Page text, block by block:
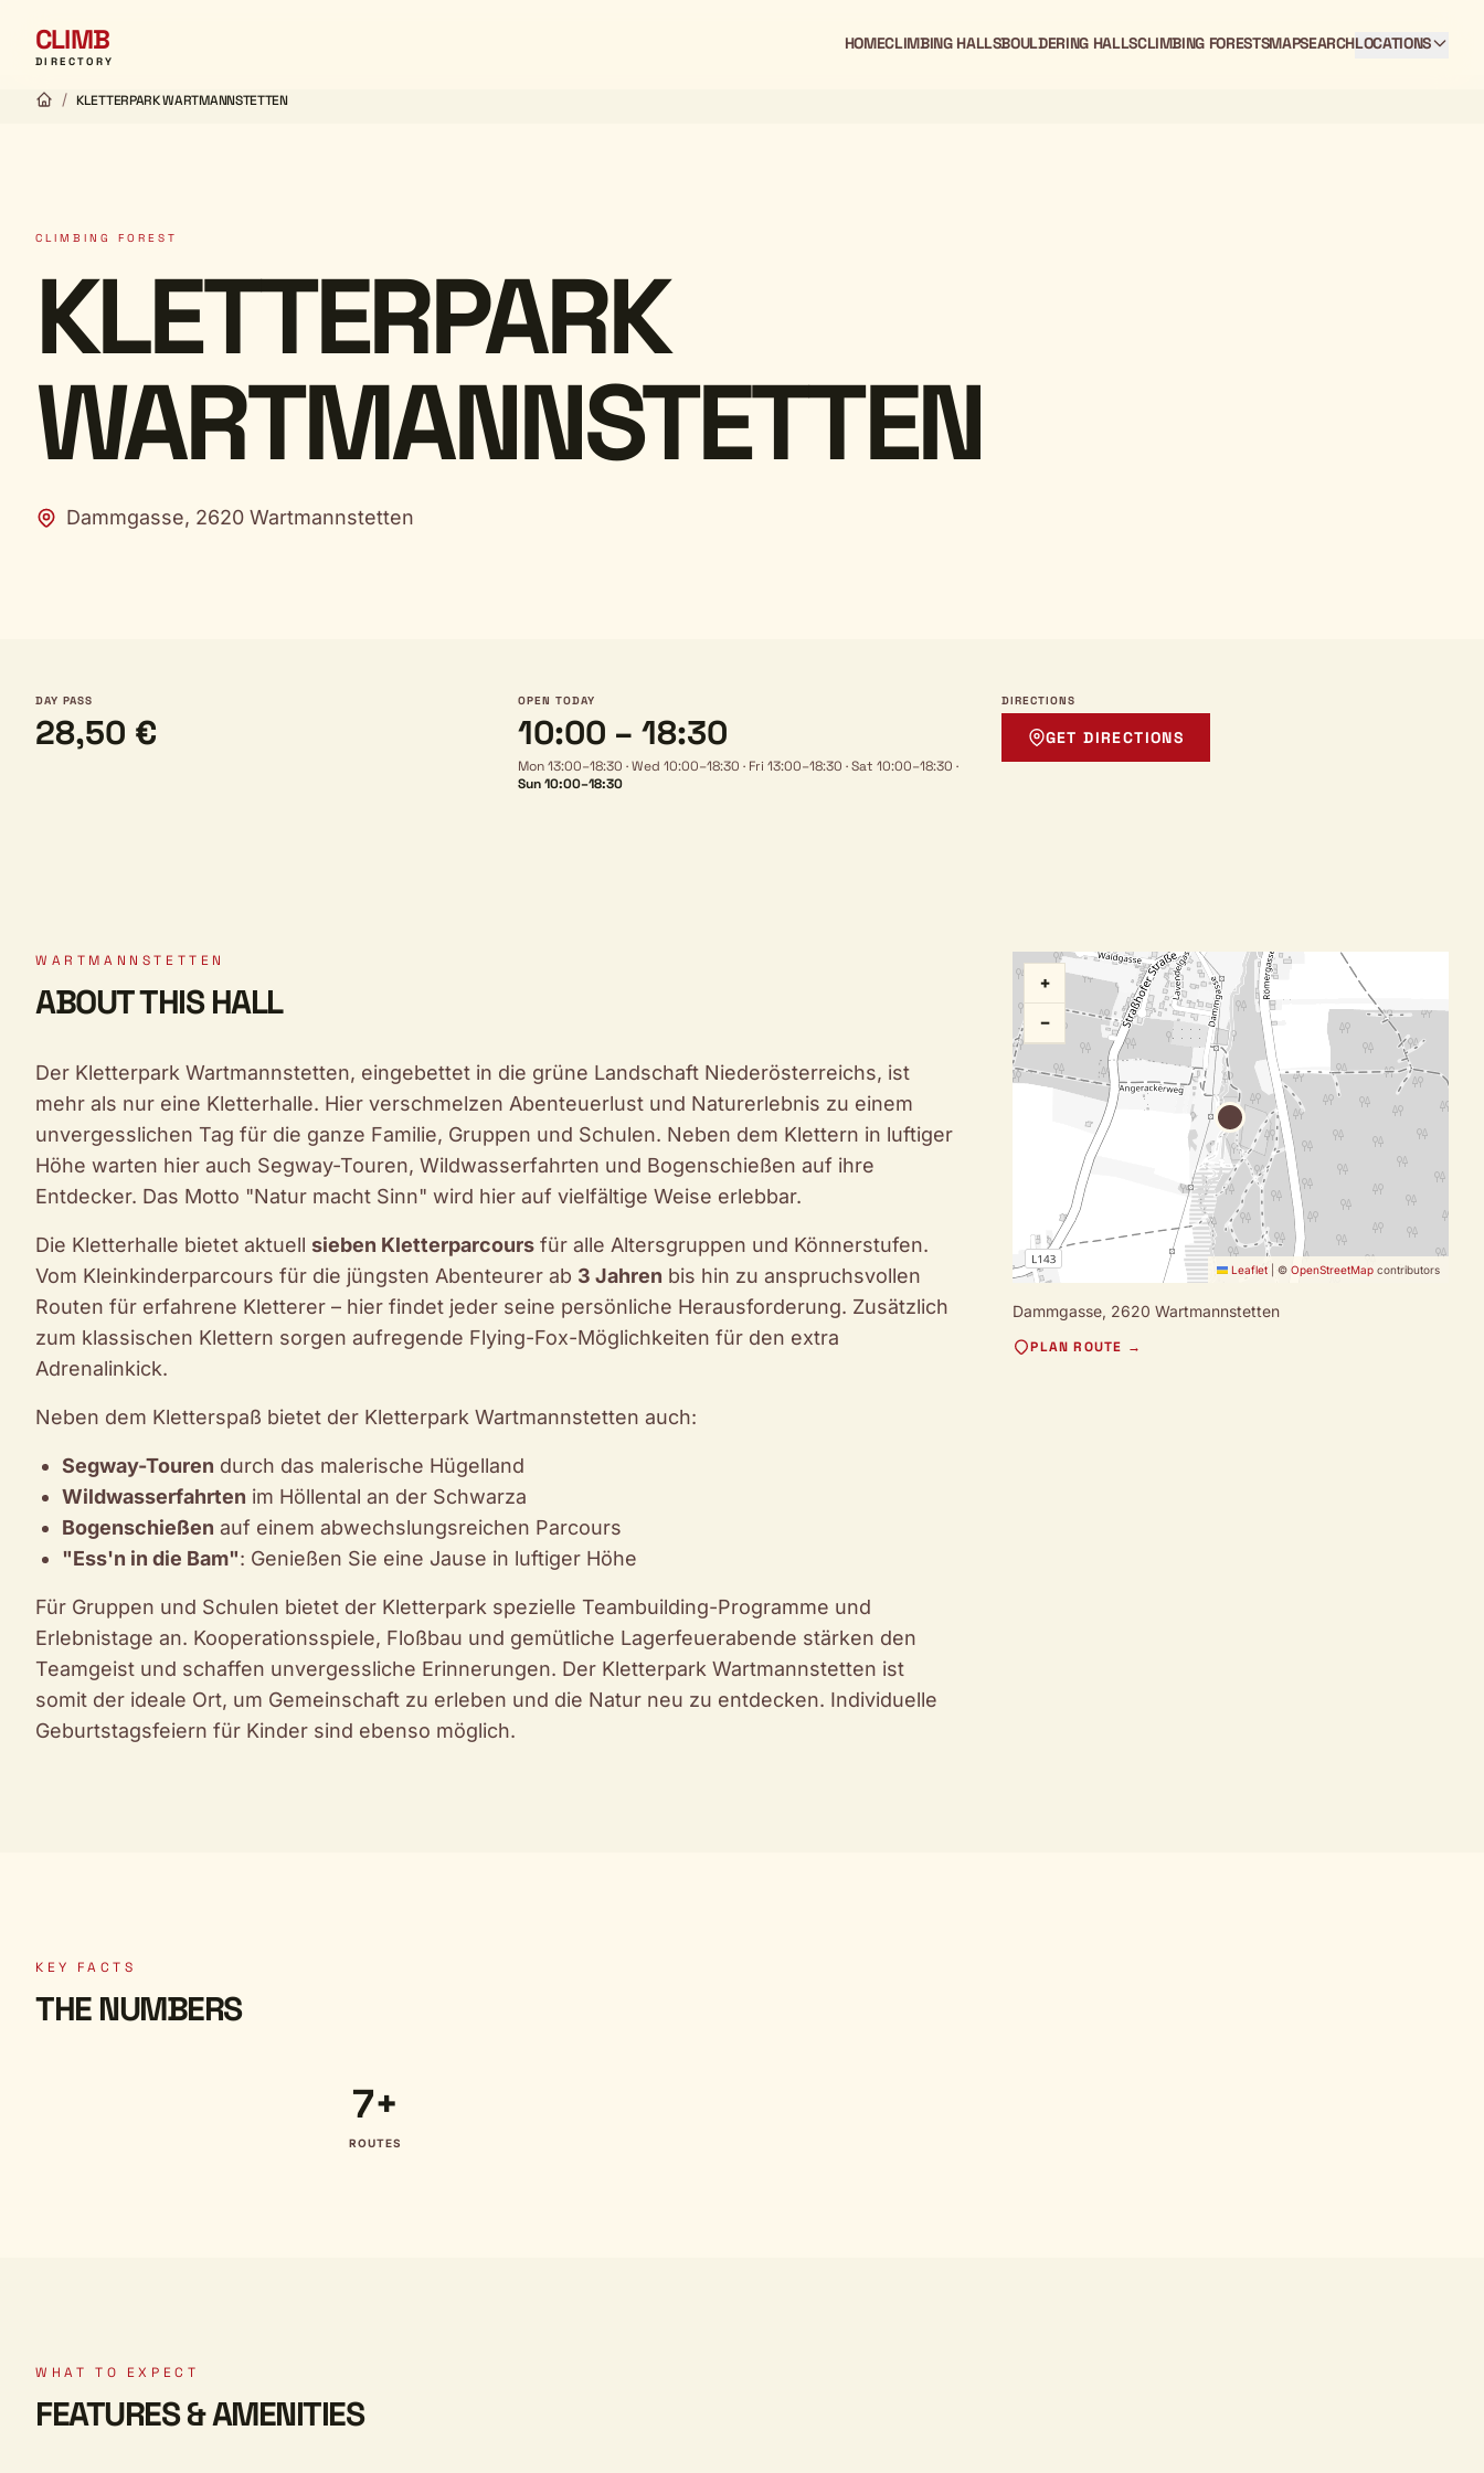
CLIMB
DIRECTORY
HOMECLIMBING HALLSBOULDERING HALLSCLIMBING FORESTSMAPSEARCHLOCATIONS
/ KLETTERPARK WARTMANNSTETTEN
CLIMBING FOREST
KLETTERPARK
WARTMANNSTETTEN
Dammgasse, 2620 Wartmannstetten
DAY PASS
28,50 €
OPEN TODAY
10:00 – 18:30
Mon 13:00–18:30 ·Wed 10:00–18:30 · Fri 13:00–18:30 ·Sat 10:00–18:30 ·
Sun 10:00–18:30
DIRECTIONS
GET DIRECTIONS
WARTMANNSTETTEN
ABOUT THIS HALL
Der Kletterpark Wartmannstetten, eingebettet in die grüne Landschaft Niederösterreichs, ist
mehr als nur eine Kletterhalle. Hier verschmelzen Abenteuerlust und Naturerlebnis zu einem
unvergesslichen Tag für die ganze Familie, Gruppen und Schulen. Neben dem Klettern in luftiger
Höhe warten hier auch Segway-Touren, Wildwasserfahrten und Bogenschießen auf ihre
Entdecker. Das Motto "Natur macht Sinn" wird hier auf vielfältige Weise erlebbar.
Die Kletterhalle bietet aktuell sieben Kletterparcours für alle Altersgruppen und Könnerstufen.
Vom Kleinkinderparcours für die jüngsten Abenteurer ab 3 Jahren bis hin zu anspruchsvollen
Routen für erfahrene Kletterer – hier findet jeder seine persönliche Herausforderung. Zusätzlich
zum klassischen Klettern sorgen aufregende Flying-Fox-Möglichkeiten für den extra
Adrenalinkick.
Neben dem Kletterspaß bietet der Kletterpark Wartmannstetten auch:
Segway-Touren durch das malerische Hügelland
Wildwasserfahrten im Höllental an der Schwarza
Bogenschießen auf einem abwechslungsreichen Parcours
"Ess'n in die Bam": Genießen Sie eine Jause in luftiger Höhe
Für Gruppen und Schulen bietet der Kletterpark spezielle Teambuilding-Programme und
Erlebnistage an. Kooperationsspiele, Floßbau und gemütliche Lagerfeuerabende stärken den
Teamgeist und schaffen unvergessliche Erinnerungen. Der Kletterpark Wartmannstetten ist
somit der ideale Ort, um Gemeinschaft zu erleben und die Natur neu zu entdecken. Individuelle
Geburtstagsfeiern für Kinder sind ebenso möglich.
+
−
Leaflet © OpenStreetMapcontributors
Dammgasse, 2620 Wartmannstetten
PLAN ROUTE →
KEY FACTS
THE NUMBERS
7+
ROUTES
WHAT TO EXPECT
FEATURES & AMENITIES